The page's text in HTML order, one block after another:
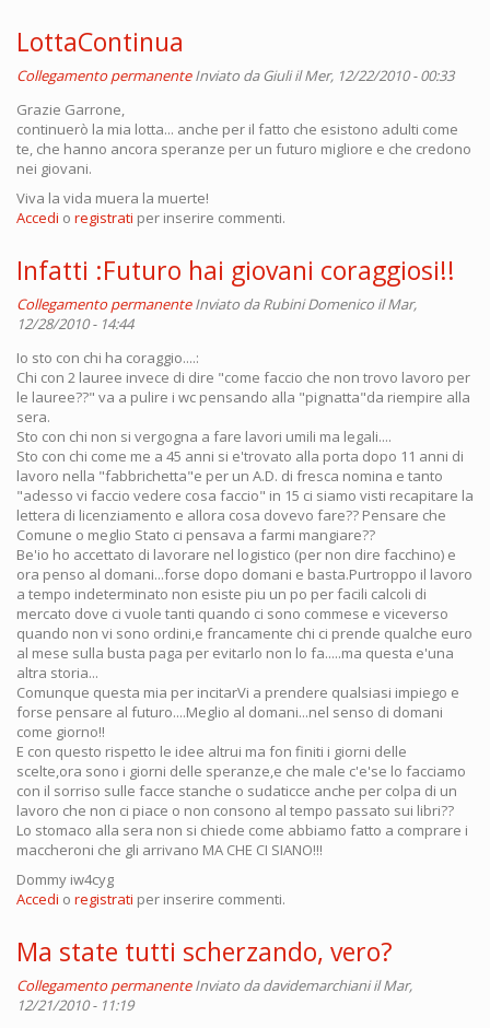
LottaContinua
Collegamento permanente Inviato daGiuliil Mer, 12/22/2010 - 00:33
Grazie Garrone,
continuerò la mia lotta... anche per il fatto che esistono adulti come
te, che hanno ancora speranze per un futuro migliore e che credono
nei giovani.
Viva la vida muera la muerte!
Accedi o registrati per inserire commenti.
Infatti :Futuro hai giovani coraggiosi!!
Collegamento permanente Inviato daRubini Domenico il Mar,
12/28/2010 - 14:44
Io sto con chi ha coraggio....:
Chi con 2 lauree invece di dire "come faccio che non trovo lavoro per
le lauree??" va a pulire i wc pensando alla "pignatta"da riempire alla
sera.
Sto con chi non si vergogna a fare lavori umili ma legali....
Sto con chi come me a 45 anni si e'trovato alla porta dopo 11 anni di
lavoro nella "fabbrichetta"e per un A.D. di fresca nomina e tanto
"adesso vi faccio vedere cosa faccio" in 15 ci siamo visti recapitare la
lettera di licenziamento e allora cosa dovevo fare?? Pensare che
Comune o meglio Stato ci pensava a farmi mangiare??
Be'io ho accettato di lavorare nel logistico (per non dire facchino) e
ora penso al domani...forse dopo domani e basta.Purtroppo il lavoro
a tempo indeterminato non esiste piu un po per facili calcoli di
mercato dove ci vuole tanti quando ci sono commese e viceverso
quando non vi sono ordini,e francamente chi ci prende qualche euro
al mese sulla busta paga per evitarlo non lo fa.....ma questa e'una
altra storia...
Comunque questa mia per incitarVi a prendere qualsiasi impiego e
forse pensare al futuro....Meglio al domani...nel senso di domani
come giorno!!
E con questo rispetto le idee altrui ma fon finiti i giorni delle
scelte,ora sono i giorni delle speranze,e che male c'e'se lo facciamo
con il sorriso sulle facce stanche o sudaticce anche per colpa di un
lavoro che non ci piace o non consono al tempo passato sui libri??
Lo stomaco alla sera non si chiede come abbiamo fatto a comprare i
maccheroni che gli arrivano MA CHE CI SIANO!!!
Dommy iw4cyg
Accedi o registrati per inserire commenti.
Ma state tutti scherzando, vero?
Collegamento permanente Inviato dadavidemarchianiil Mar,
12/21/2010 - 11:19